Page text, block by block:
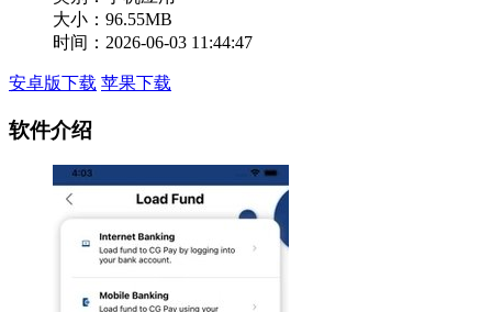
大小：96.55MB
时间：2026-06-03 11:44:47
安卓版下载 苹果下载
软件介绍